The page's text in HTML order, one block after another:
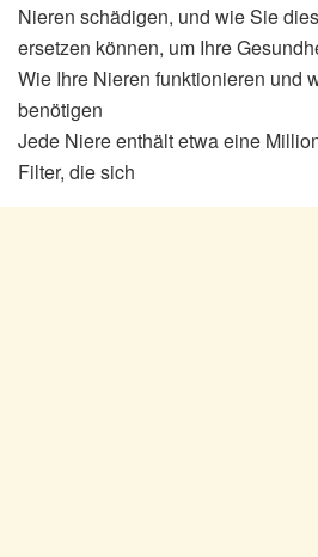
Nieren schädigen, und wie Sie
ersetzen können, um Ihre
Wie Ihre Nieren funktionieren und
benötigen
Jede Niere enthält etwa eine
Filter, die sich